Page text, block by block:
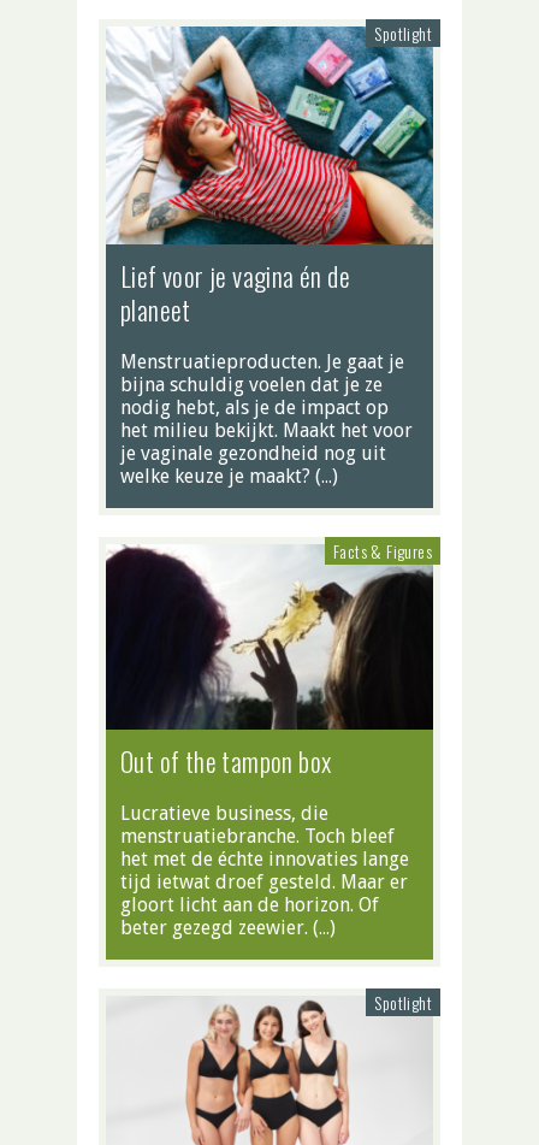
Spotlight
Lief voor je vagina én de
planeet
Menstruatieproducten. Je gaat je
bijna schuldig voelen dat je ze
nodig hebt, als je de impact op
het milieu bekijkt. Maakt het voor
je vaginale gezondheid nog uit
welke keuze je maakt? (…)
Facts & Figures
Out of the tampon box
Lucratieve business, die
menstruatiebranche. Toch bleef
het met de échte innovaties lange
tijd ietwat droef gesteld. Maar er
gloort licht aan de horizon. Of
beter gezegd zeewier. (…)
Spotlight